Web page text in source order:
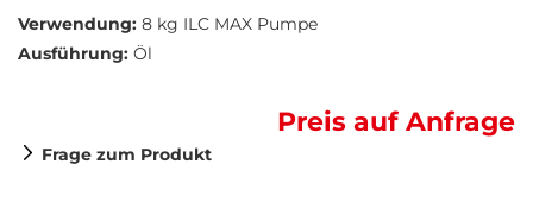
Verwendung: 8 kg ILC MAX Pumpe
Ausführung: Öl
Preis auf Anfrage
Frage zum Produkt